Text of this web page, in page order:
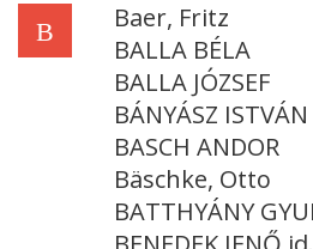
B
Baer, Fritz
BALLA BÉLA
BALLA JÓZSEF
BÁNYÁSZ ISTVÁN
BASCH ANDOR
Bäschke, Otto
BATTHYÁNY